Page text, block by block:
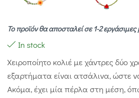
Το προϊόν θα αποσταλεί σε 1-2 εργάσιμες
In stock
Χειροποίητο κολιέ με χάντρες δύο
εξαρτήματα είναι ατσάλινα, ώστε
Ακόμα, έχει μία πέρλα στη μέση,